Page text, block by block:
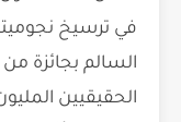
السالم بجائزة
الحقيقيين